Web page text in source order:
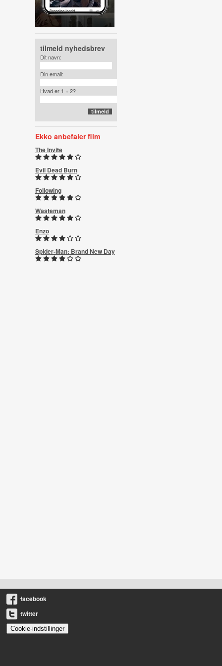
tilmeld nyhedsbrev
Dit navn:
Din email:
Hvad er 1 + 2?
Ekko anbefaler film
The Invite
Evil Dead Burn
Following
Wasteman
Enzo
Spider-Man: Brand New Day
facebook
twitter
Cookie-indstillinger